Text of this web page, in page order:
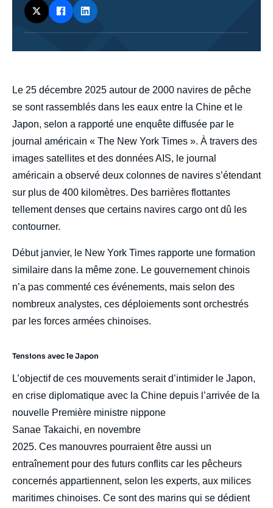
body
Le 25 décembre 2025 autour de 2000 navires de pêche
se sont rassemblés dans les eaux entre la Chine et le
Japon, selon a rapporté une enquête diffusée par le
journal américain « The New York Times ». À travers des
images satellites et des données AIS, le journal
américain a observé deux colonnes de navires s’étendant
sur plus de 400 kilomètres. Des barrières flottantes
tellement denses que certains navires cargo ont dû les
contourner.
Début janvier, le New York Times rapporte une formation
similaire dans la même zone. Le gouvernement chinois
n’a pas commenté ces événements, mais selon des
nombreux analystes, ces déploiements sont orchestrés
par les forces armées chinoises.
Tensions avec le Japon
L’objectif de ces mouvements serait d’intimider le Japon,
en crise diplomatique avec la Chine depuis l’arrivée de la
nouvelle Première ministre nippone
Sanae Takaichi, en novembre
2025. Ces manouvres pourraient être aussi un
entraînement pour des futurs conflits car les pêcheurs
concernés appartiennent, selon les experts, aux milices
maritimes chinoises. Ce sont des marins qui se dédient